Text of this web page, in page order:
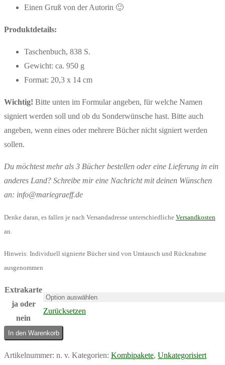
Einen Gruß von der Autorin 🙂
Produktdetails:
Taschenbuch, 838 S.
Gewicht: ca. 950 g
Format: 20,3 x 14 cm
Wichtig! Bitte unten im Formular angeben, für welche Namen
signiert werden soll und ob du Sonderwünsche hast. Bitte auch
angeben, wenn eines oder mehrere Bücher nicht signiert werden
sollen.
Du möchtest mehr als 3 Bücher bestellen oder eine Lieferung in ein
anderes Land? Schreibe mir eine Nachricht mit deinen Wünschen
an: info@mariegraeff.de
Denke daran, es fallen je nach Versandadresse unterschiedliche Versandkosten
an.
Hinweis: Individuell signierte Bücher sind von Umtausch und Rücknahme
ausgenommen
Extrakarte
ja oder
nein
Zurücksetzen
Kombipaket
4
In den Warenkorb
Artikelnummer: n. v. Kategorien: Kombipakete, Unkategorisiert